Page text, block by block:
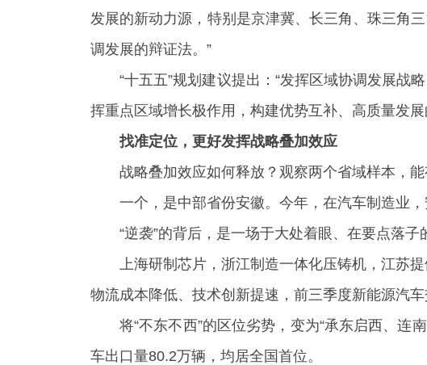
发展的新动力源，特别是京津冀、长三角、珠三角
调发展的辩证法。”
“十五五”规划建议提出：“发挥区域协调发展
挥重点区域增长极作用，构建优势互补、高质量发
找准定位，更好发挥战略叠加效应
战略叠加效应如何释放？观察两个省域样本，能
一个，是中部省份安徽。今年，在汽车制造业，
“逆袭”的背后，是一场于大处着眼、在要点落子
上海研制芯片，浙江制造一体化压铸机，江苏
物流成本降低、技术创新提速，前三季度新能源汽车
将“不东不西”的区位劣势，变为“承东启西、
车出口量80.2万辆，均居全国首位。